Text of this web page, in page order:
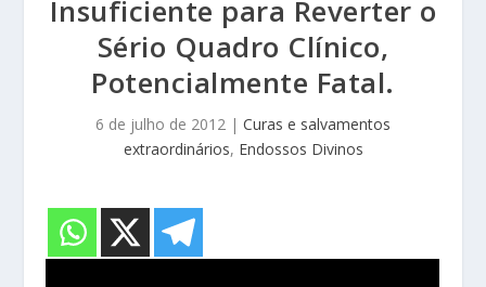
Insuficiente para Reverter o
Sério Quadro Clínico,
Potencialmente Fatal.
6 de julho de 2012 | Curas e salvamentos
extraordinários, Endossos Divinos